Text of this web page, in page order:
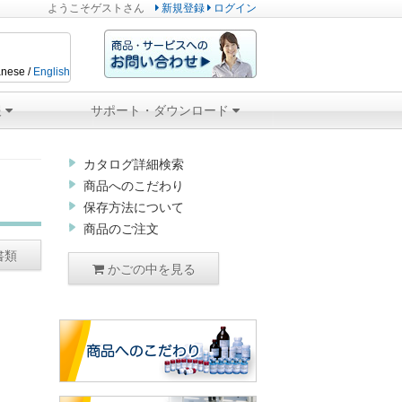
ようこそゲスト さん 新規登録 ログイン
/ English
サポート・ダウンロード
類
カタログ詳細検索
商品へのこだわり
保存方法について
商品のご注文
かごの中を見る